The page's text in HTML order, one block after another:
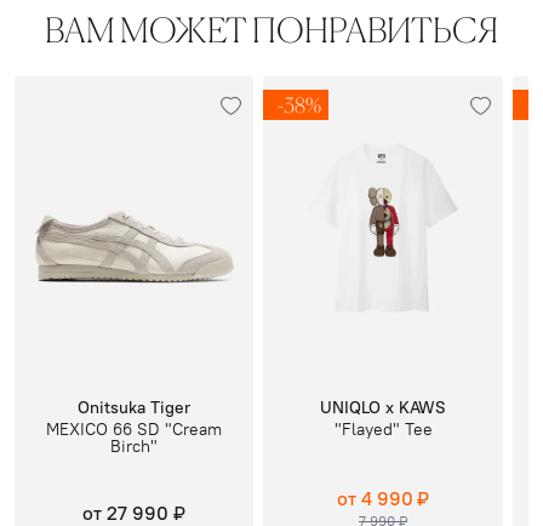
ВАМ МОЖЕТ ПОНРАВИТЬСЯ
Onitsuka Tiger
MEXICO 66 SD "Cream
Birch"
от 27 990 ₽
-38%
UNIQLO x KAWS
"Flayed" Tee
7 990 ₽
от 4 990 ₽
-